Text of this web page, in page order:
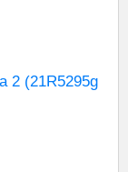
2 (21R5295g